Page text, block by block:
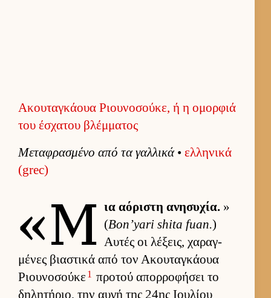
Ακουταγκάουα Ριουνοσούκε, ή η ομορφιά
του έσχατου βλέμματος
Μεταφρασμένο από τα γαλ­λικά• ελ­ληνικά
(grec)
«Μ ια αόριστη ανησυχία. »
(Bon’yari shita fuan.)
Αυ­τές οι λέξεις, χαραγ­
μένες βια­στικά από τον Ακου­ταγκάουα
Ριου­νοσούκε1 προτού απορ­ροφήσει το
δηλητήριο, την αυγή της 24ης Ιου­λίου